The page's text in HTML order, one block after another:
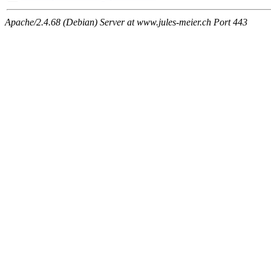
Apache/2.4.68 (Debian) Server at www.jules-meier.ch Port 443